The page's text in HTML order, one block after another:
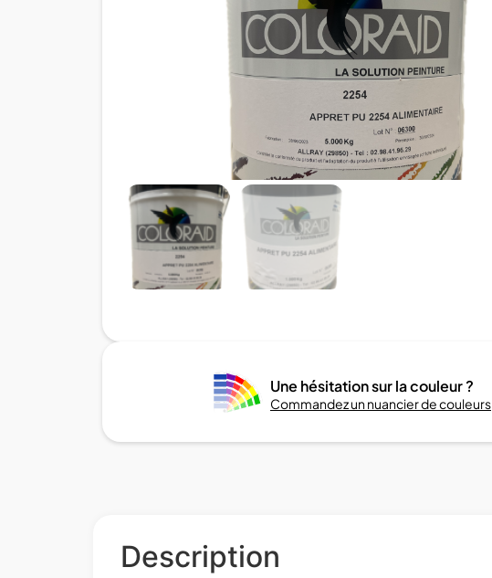
Une hésitation sur la couleur ?
Commandez un nuancier de couleurs
Description